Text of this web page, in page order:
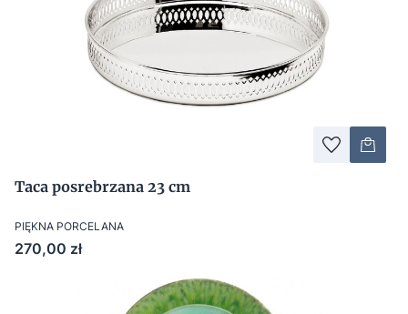
Taca posrebrzana 23 cm
PIĘKNA PORCELANA
Cena
270,00 zł